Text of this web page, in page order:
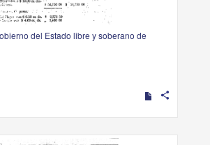
del Estado libre y soberano de
share